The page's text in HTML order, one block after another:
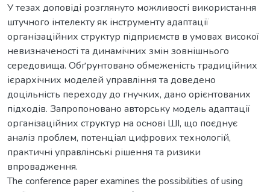
У тезах доповіді розглянуто можливості використання
штучного інтелекту як інструменту адаптації
організаційних структур підприємств в умовах високої
невизначеності та динамічних змін зовнішнього
середовища. Обґрунтовано обмеженість традиційних
ієрархічних моделей управління та доведено
доцільність переходу до гнучких, дано орієнтованих
підходів. Запропоновано авторську модель адаптації
організаційних структур на основі ШІ, що поєднує
аналіз проблем, потенціал цифрових технологій,
практичні управлінські рішення та ризики
впровадження.
The conference paper examines the possibilities of using